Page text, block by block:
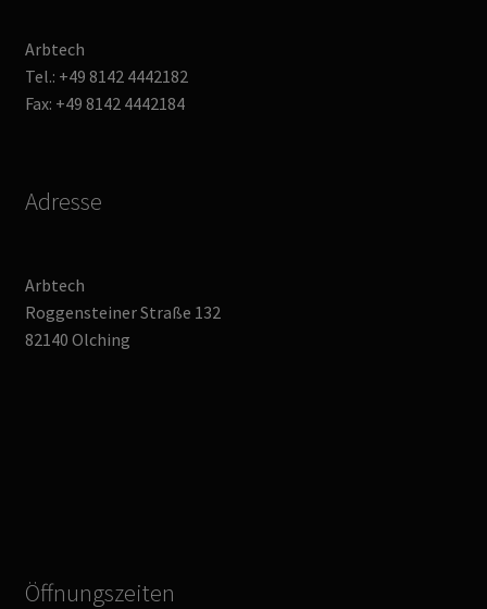
Arbtech
Tel.: +49 8142 4442182
Fax: +49 8142 4442184
Adresse
Arbtech
Roggensteiner Straße 132
82140 Olching
Öffnungszeiten